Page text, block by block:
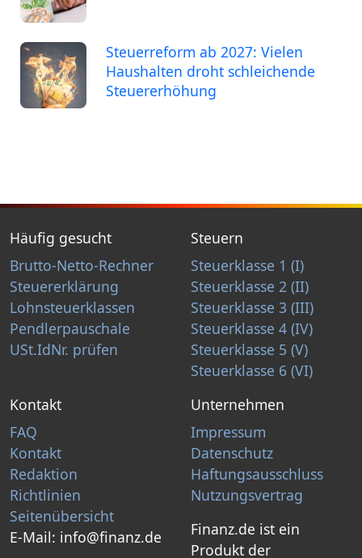
Steuerreform ab 2027: Vielen
Haushalten droht schleichende
Steuererhöhung
Häufig gesucht
Brutto-Netto-Rechner
Steuererklärung
Lohnsteuerklassen
Pendlerpauschale
USt.IdNr. prüfen
Steuern
Steuerklasse 1 (I)
Steuerklasse 2 (II)
Steuerklasse 3 (III)
Steuerklasse 4 (IV)
Steuerklasse 5 (V)
Steuerklasse 6 (VI)
Kontakt
FAQ
Kontakt
Redaktion
Richtlinien
Seitenübersicht
E-Mail: info@finanz.de
Unternehmen
Impressum
Datenschutz
Haftungsausschluss
Nutzungsvertrag
Finanz.de ist ein
Produkt der